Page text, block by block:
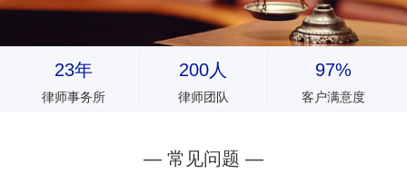
23年
律师事务所
200人
律师团队
97%
客户满意度
— 常见问题 —